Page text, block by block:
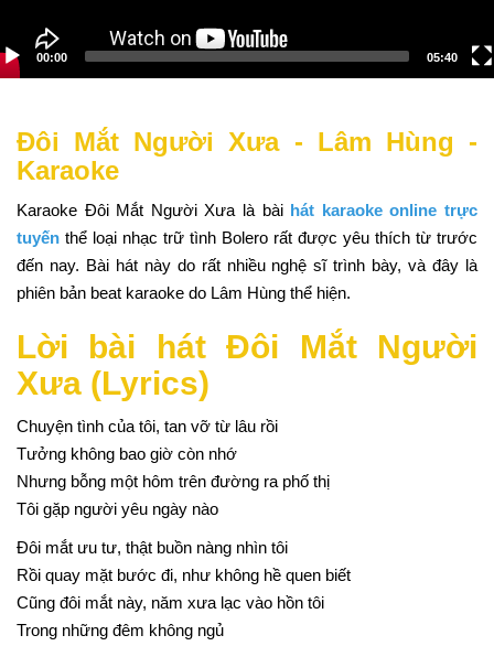
00:00 05:40
Đôi Mắt Người Xưa - Lâm Hùng -
Karaoke
Karaoke Đôi Mắt Người Xưa là bài hát karaoke online trực
tuyến thể loại nhạc trữ tình Bolero rất được yêu thích từ trước
đến nay. Bài hát này do rất nhiều nghệ sĩ trình bày, và đây là
phiên bản beat karaoke do Lâm Hùng thể hiện.
Lời bài hát Đôi Mắt Người
Xưa (Lyrics)
Chuyện tình của tôi, tan vỡ từ lâu rồi
Tưởng không bao giờ còn nhớ
Nhưng bỗng một hôm trên đường ra phố thị
Tôi gặp người yêu ngày nào
Đôi mắt ưu tư, thật buồn nàng nhìn tôi
Rồi quay mặt bước đi, như không hề quen biết
Cũng đôi mắt này, năm xưa lạc vào hồn tôi
Trong những đêm không ngủ